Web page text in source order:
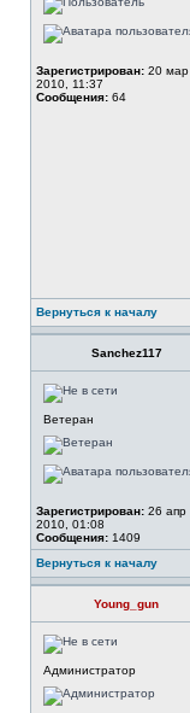
Зарегистрирован: 20 мар
2010, 11:37
Сообщения: 64
Вернуться к началу
Sanchez117
Ветеран
Зарегистрирован: 26 апр
2010, 01:08
Сообщения: 1409
Вернуться к началу
Young_gun
Администратор